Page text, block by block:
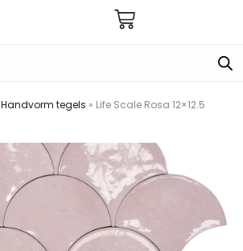
Handvorm tegels » Life Scale Rosa 12×12.5